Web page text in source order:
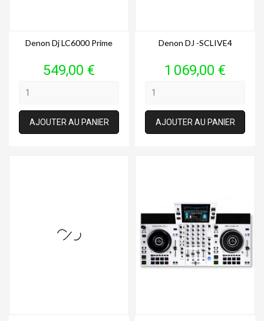
Denon Dj LC6000 Prime
Prix
549,00 €
AJOUTER AU PANIER
Denon DJ -SCLIVE4
Prix
1 069,00 €
AJOUTER AU PANIER